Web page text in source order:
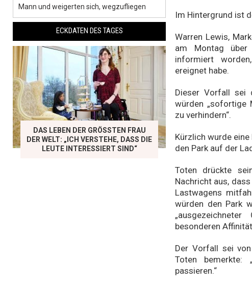
Im Hintergrund ist
Warren Lewis,
am Montag
informiert
ereignet habe.
Dieser Vorfall sei
würden „sofortige
zu verhindern“.
Kürzlich wurde
den Park auf der
Toten drückte
Nachricht aus,
Lastwagens
würden den Park
besonderen
Der Vorfall sei
Toten bemerkte:
passieren.“
Mann und weigerten sich, wegzufliegen
ECKDATEN DES TAGES
DAS LEBEN DER GRÖSSTEN FRAU D
ER WELT: „ICH VERSTEHE, DASS DIE L
EUTE INTERESSIERT SIND“